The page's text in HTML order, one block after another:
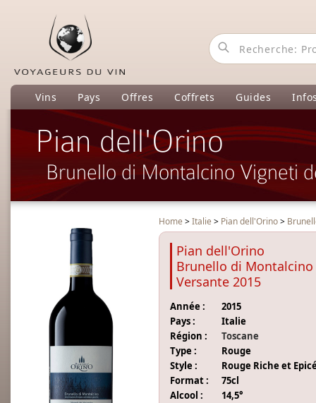
Vins Pays Offres Coffrets Guides
Pian dell'Orino
Brunello di Montalcino Vigneti
Home >Italie > Pian dell'Orino>
Pian dell'Orino
Brunello di
Versante 2015
Année :
2015
Pays :
Italie
Région :
Toscane
Type :
Rouge
Style :
Rouge Riche et
Format :
75cl
Alcool :
14,5°